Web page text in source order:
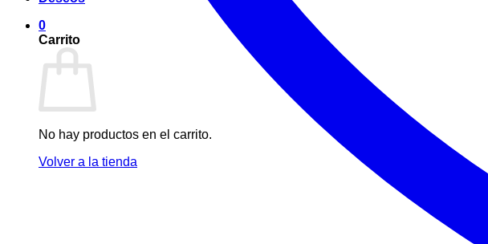
0
Carrito
No hay productos en el carrito.
Volver a la tienda